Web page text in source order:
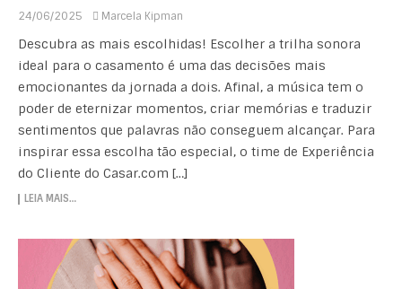
24/06/2025 Marcela Kipman
Descubra as mais escolhidas! Escolher a trilha sonora
ideal para o casamento é uma das decisões mais
emocionantes da jornada a dois. Afinal, a música tem o
poder de eternizar momentos, criar memórias e traduzir
sentimentos que palavras não conseguem alcançar. Para
inspirar essa escolha tão especial, o time de Experiência
do Cliente do Casar.com […]
LEIA MAIS…